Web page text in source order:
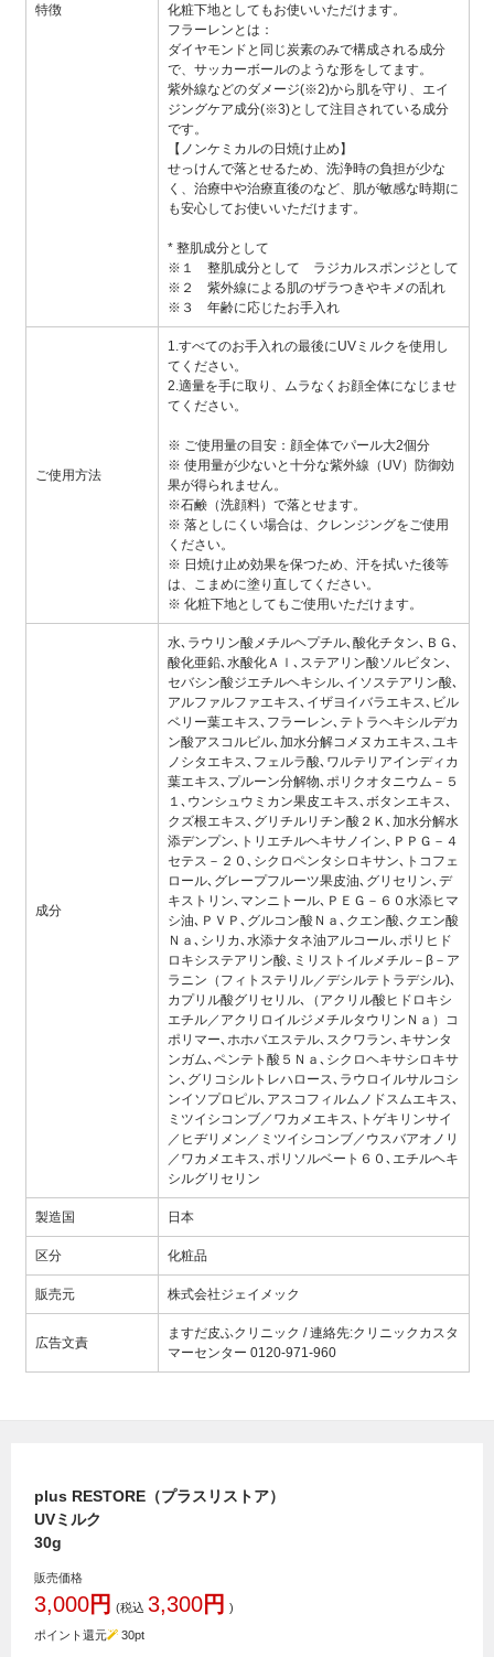
特徴
化粧下地としてもお使いいただけます。
フラーレンとは：
ダイヤモンドと同じ炭素のみで構成される成分
で、サッカーボールのような形をしてます。
紫外線などのダメージ(※2)から肌を守り、エイ
ジングケア成分(※3)として注目されている成分
です。
【ノンケミカルの日焼け止め】
せっけんで落とせるため、洗浄時の負担が少な
く、治療中や治療直後のなど、肌が敏感な時期に
も安心してお使いいただけます。
* 整肌成分として
※１ 整肌成分として ラジカルスポンジとして
※２ 紫外線による肌のザラつきやキメの乱れ
※３ 年齢に応じたお手入れ
ご使用方法
1.すべてのお手入れの最後にUVミルクを使用し
てください。
2.適量を手に取り、ムラなくお顔全体になじませ
てください。
※ ご使用量の目安：顔全体でパール大2個分
※ 使用量が少ないと十分な紫外線（UV）防御効
果が得られません。
※石鹸（洗顔料）で落とせます。
※ 落としにくい場合は、クレンジングをご使用
ください。
※ 日焼け止め効果を保つため、汗を拭いた後等
は、こまめに塗り直してください。
※ 化粧下地としてもご使用いただけます。
成分
水､ラウリン酸メチルヘプチル､酸化チタン､ＢＧ､
酸化亜鉛､水酸化Ａｌ､ステアリン酸ソルビタン､
セバシン酸ジエチルヘキシル､イソステアリン酸､
アルファルファエキス､イザヨイバラエキス､ビル
ベリー葉エキス､フラーレン､テトラヘキシルデカ
ン酸アスコルビル､加水分解コメヌカエキス､ユキ
ノシタエキス､フェルラ酸､ワルテリアインディカ
葉エキス､プルーン分解物､ポリクオタニウム－５
１､ウンシュウミカン果皮エキス､ボタンエキス､
クズ根エキス､グリチルリチン酸２Ｋ､加水分解水
添デンプン､トリエチルヘキサノイン､ＰＰＧ－４
セテス－２０､シクロペンタシロキサン､トコフェ
ロール､グレープフルーツ果皮油､グリセリン､デ
キストリン､マンニトール､ＰＥＧ－６０水添ヒマ
シ油､ＰＶＰ､グルコン酸Ｎａ､クエン酸､クエン酸
Ｎａ､シリカ､水添ナタネ油アルコール､ポリヒド
ロキシステアリン酸､ミリストイルメチル－β－ア
ラニン（フィトステリル／デシルテトラデシル)､
カプリル酸グリセリル､（アクリル酸ヒドロキシ
エチル／アクリロイルジメチルタウリンＮａ）コ
ポリマー､ホホバエステル､スクワラン､キサンタ
ンガム､ペンテト酸５Ｎａ､シクロヘキサシロキサ
ン､グリコシルトレハロース､ラウロイルサルコシ
ンイソプロピル､アスコフィルムノドスムエキス､
ミツイシコンブ／ワカメエキス､トゲキリンサイ
／ヒヂリメン／ミツイシコンブ／ウスバアオノリ
／ワカメエキス､ポリソルベート６０､エチルヘキ
シルグリセリン
製造国 日本
区分 化粧品
販売元 株式会社ジェイメック
広告文責
ますだ皮ふクリニック / 連絡先:クリニックカスタ
マーセンター 0120-971-960
plus RESTORE（プラスリストア）
UVミルク
30g
販売価格
3,000円 (税込3,300円 )
ポイント還元 30pt